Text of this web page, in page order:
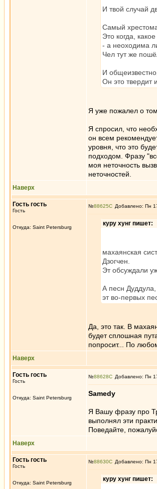
И твой случай
Самый
Это когда,
- а неоходима
Чел тут же
И
Он это твердит
Я уже пожалел о
Я спросил, что
он всем
уровня, что это
подходом. Фразу
моя неточность
неточностей.
Наверх
Гость гость
Гость
Откуда: Saint Petersburg
№88625 Добавлено: Пн
куру хунг пишет:
махаянская
Дзогчен.
Эт обсуждали
А песн Дуддула,
эт во-первых
Да, это так. В
будет сплошная
попросит... По
Наверх
Гость гость
Гость
Откуда: Saint Petersburg
№88628 Добавлено: Пн
Samedy
Я Вашу фразу про
выполнял эти
Поведайте,
Наверх
Гость гость
Гость
Откуда: Saint Petersburg
№88630 Добавлено: Пн
куру хунг пишет: